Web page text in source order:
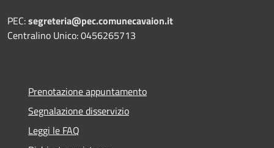
PEC:segreteria@pec.comunecavaion.it
Centralino Unico: 0456265713
Prenotazione appuntamento
Segnalazione disservizio
Leggi le FAQ